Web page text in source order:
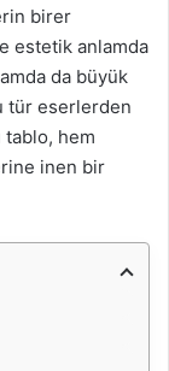
birer
estetik anlamda
da büyük
tür eserlerden
tablo, hem
inen bir